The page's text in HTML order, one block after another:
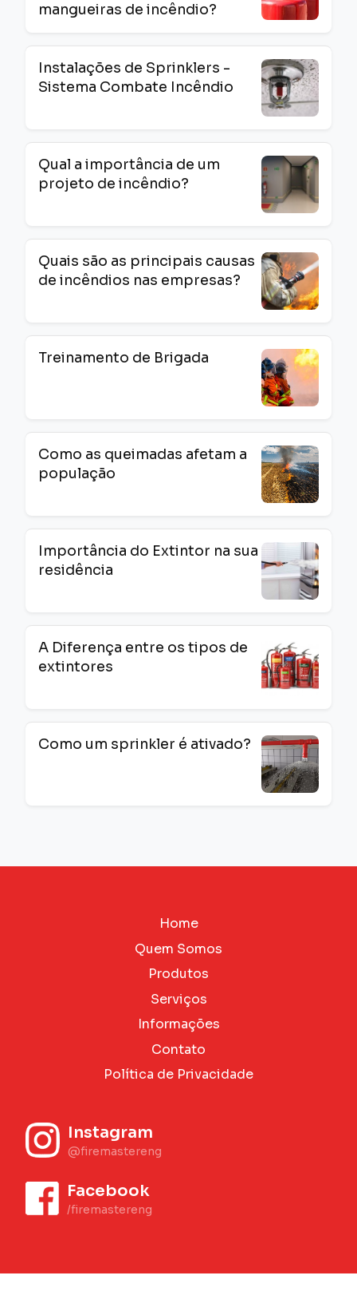
mangueiras de incêndio?
Instalações de Sprinklers -
Sistema Combate Incêndio
Qual a importância de um
projeto de incêndio?
Quais são as principais causas
de incêndios nas empresas?
Treinamento de Brigada
Como as queimadas afetam a
população
Importância do Extintor na sua
residência
A Diferença entre os tipos de
extintores
Como um sprinkler é ativado?
Home
Quem Somos
Produtos
Serviços
Informações
Contato
Política de Privacidade
Instagram
@firemastereng
Facebook
/firemastereng